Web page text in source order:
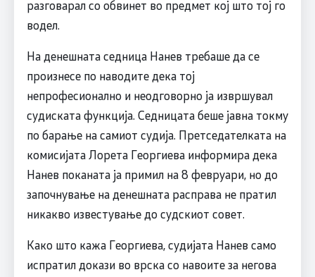
разговарал со обвинет во предмет кој што тој го
водел.
На денешната седница Нанев требаше да се
произнесе по наводите дека тој
непрофесионално и неодговорно ја извршувал
судиската функција. Седницата беше јавна токму
по барање на самиот судија. Претседателката на
комисијата Лорета Георгиева информира дека
Нанев поканата ја примил на 8 февруари, но до
започнување на денешната расправа не пратил
никакво известување до судскиот совет.
Како што кажа Георгиева, судијата Нанев само
испратил докази во врска со навоите за негова